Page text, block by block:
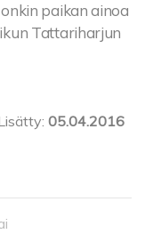
paikan ainoa
Tattariharjun
05.04.2016